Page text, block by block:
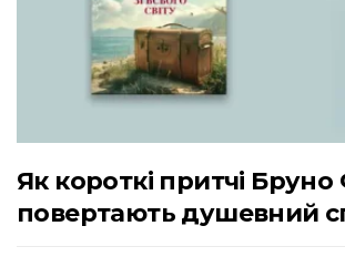
Як короткі притчі
повертають душевний